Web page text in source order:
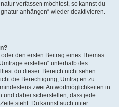
verfassen möchtest, so kannst du
anhängen“ wieder deaktivieren.
den ersten Beitrag eines Themas
erstellen“ unterhalb des
du diesen Bereich nicht sehen
die Berechtigung, Umfragen zu
zwei Antwortmöglichkeiten in
und dabei sicherstellen, dass jede
steht. Du kannst auch unter